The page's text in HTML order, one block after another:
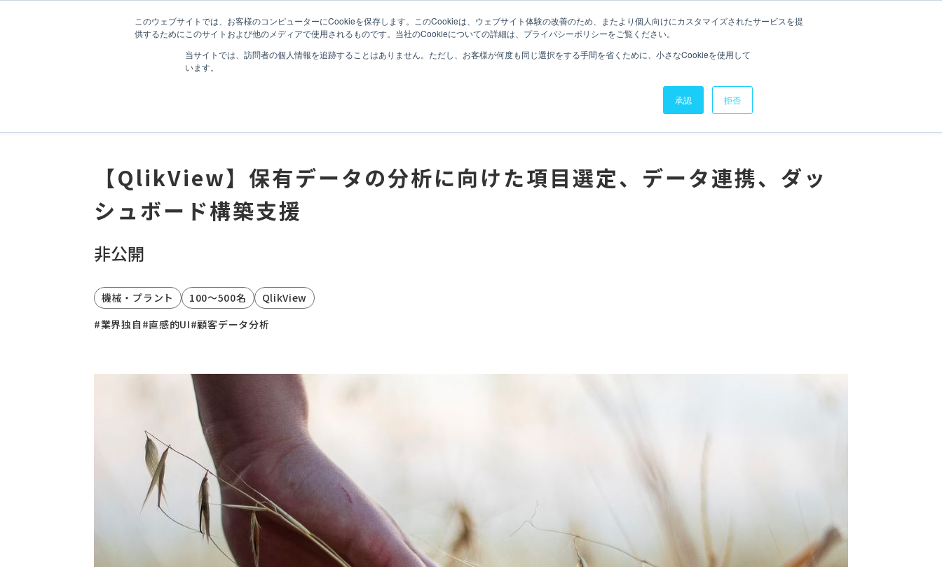
このウェブサイトでは、お客様のコンピューターにCookieを保存します。このCookieは、ウェブサイト体験の改善のため、またより個人向けにカスタマイズされたサービスを提
供するためにこのサイトおよび他のメディアで使用されるものです。当社のCookieについての詳細は、プライバシーポリシーをご覧ください。
当サイトでは、訪問者の個人情報を追跡することはありません。ただし、お客様が何度も同じ選択をする手間を省くために、小さなCookieを使用して
います。
承認 拒否
MISSION SERVICE CASE COMPANY NEWS IR RECRUIT CONTACT
代表メッセージ
役員一覧
パートナー
メディア・書籍
データテラス
地域DX推進サービス
IR情報
投資家の皆様へ
IRライブラリー
ニュース
代表メッセージ
役員一覧
パートナー
メディア・書籍
データテラス
地域DX推進サービス
IR情報
投資家の皆様へ
IRライブラリー
ニュース
実績・導入事例 【QlikView】保有データの分析に向けた項目選定、データ連携、ダッシュボード構築支援
【QlikView】保有データの分析に向けた項目選定、データ連携、ダッ
シュボード構築支援
非公開
機械・プラント 100～500名
QlikView
#業界独自 #直感的UI#顧客データ分析